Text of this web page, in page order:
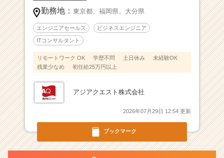
ジ
ル
プ
フ
ェ
シ
ル
団
ブックマーク
勤務地： 東京都、 福岡県、 大分県
エンジニアセールス ビジネスエンジニア
ITコンサルタント
リモートワーク OK 学歴不問 土日休み
未経験OK
残業少なめ
初任給25万円以上
アジアクエスト株式会社
2026年07月29日 12:54 更新